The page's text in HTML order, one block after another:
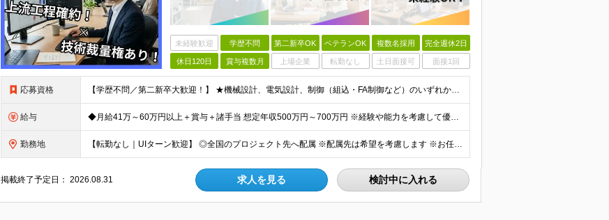
未経験歓迎 学歴不問 第二新卒OK ベテランOK 複数名採用 完全週休2日
休日120日 賞与複数月 上場企業 転勤なし 土日面接可 面接1回
応募資格 【学歴不問／第二新卒大歓迎！】 ★機械設計、電気設計、制御（組込・FA制御など）のいずれかに関する一連の工程経験をお持ちの方（実務年数やブランクは問いません） 〜「完全にマネジメントができる方」だけ
給与 ◆月給41万～60万円以上＋賞与＋諸手当 想定年収500万円～700万円 ※経験や能力を考慮して優遇します ※残業代は別途全額支給します ※試用期間3ヶ月（期間中も待遇・条件に差異はございません）
勤務地 【転勤なし｜UIターン歓迎】 ◎全国のプロジェクト先へ配属 ※配属先は希望を考慮します ※お任せする業務の状況により転居を伴う就業の可能性はありますが、その際は希望を考慮します ◆本社 福岡県
掲載終了予定日：2026.08.31 求人を見る 検討中に入れる